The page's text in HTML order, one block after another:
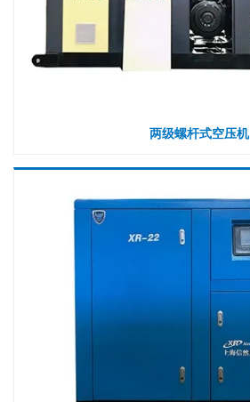
两级螺杆式空压机